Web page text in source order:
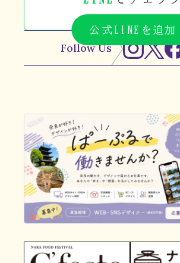
公式LINEを追加
Follow Us